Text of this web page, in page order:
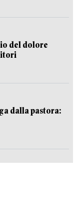
del dolore
dalla pastora: